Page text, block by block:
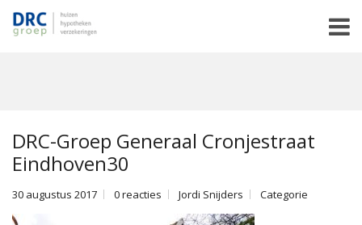
DRC-Groep Generaal Cronjestraat
Eindhoven30
30 augustus 2017 0 reacties Jordi Snijders Categorie